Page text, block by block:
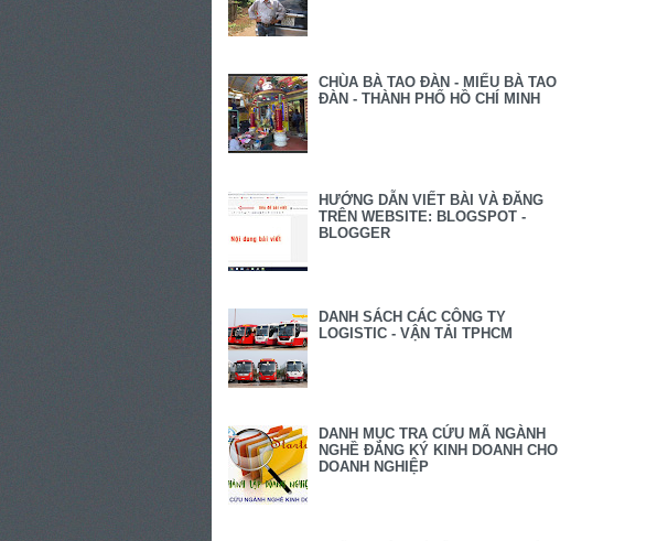
CHÙA BÀ TAO ĐÀN - MIẾU BÀ TAO
ĐÀN - THÀNH PHỐ HỒ CHÍ MINH
HƯỚNG DẪN VIẾT BÀI VÀ ĐĂNG
TRÊN WEBSITE: BLOGSPOT -
BLOGGER
DANH SÁCH CÁC CÔNG TY
LOGISTIC - VẬN TẢI TPHCM
DANH MỤC TRA CỨU MÃ NGÀNH
NGHỀ ĐĂNG KÝ KINH DOANH CHO
DOANH NGHIỆP